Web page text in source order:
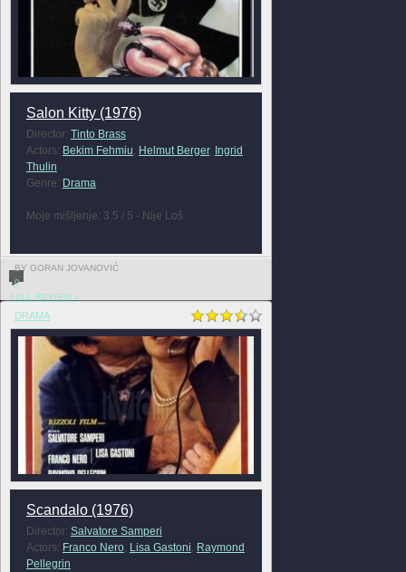
Salon Kitty (1976)
Director: Tinto Brass
Actors: Bekim Fehmiu, Helmut Berger, Ingrid
Thulin
Genre: Drama
Moje mišljenje: 3.5 / 5 - Nije Loš
BY GORAN JOVANOVIĆ
0
FULL REVIEW »
DRAMA
Scandalo (1976)
Director: Salvatore Samperi
Actors: Franco Nero, Lisa Gastoni, Raymond
Pellegrin